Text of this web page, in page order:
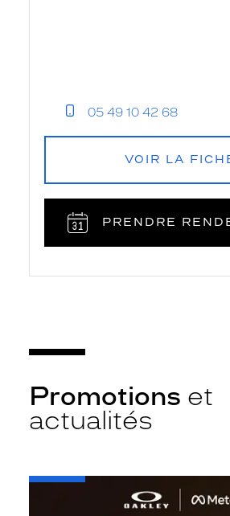
05 49 10 42 68
VOIR LA
PRENDRE
Promotions et
actualités
-